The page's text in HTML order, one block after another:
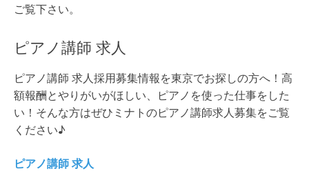
ご覧下さい。
ピアノ講師 求人
ピアノ講師 求人採用募集情報を東京でお探しの方へ！高
額報酬とやりがいがほしい、ピアノを使った仕事をした
い！そんな方はぜひミナトのピアノ講師求人募集をご覧
ください♪
ピアノ講師 求人